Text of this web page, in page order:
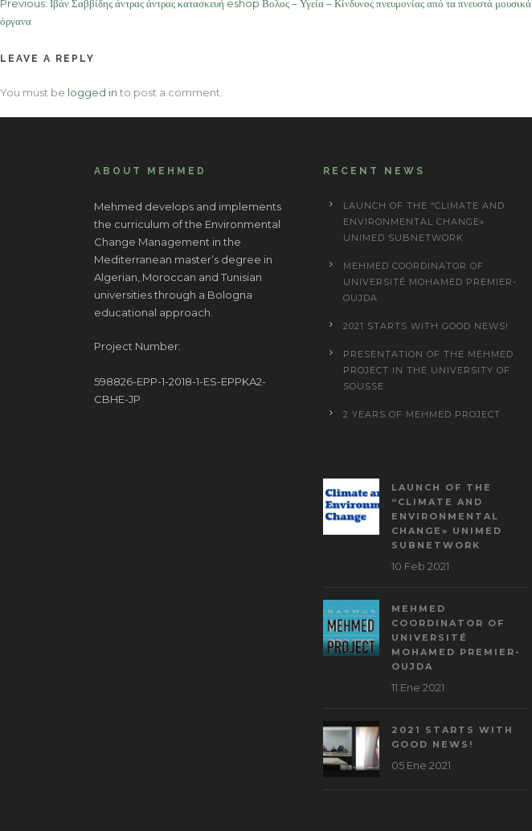
Post
navigation
Previous: Ιβάν Σαββίδης άντρας άντρας κατασκευή eshop Βολος – Υγεία – Κίνδυνος πνευμονίας από τα πνευστά μουσικά
όργανα
LEAVE A REPLY
You must be logged in to post a comment.
ABOUT MEHMED
Mehmed develops and implements
the curriculum of the Environmental
Change Management in the
Mediterranean master’s degree in
Algerian, Moroccan and Tunisian
universities through a Bologna
educational approach.
Project Number:
598826-EPP-1-2018-1-ES-EPPKA2-
CBHE-JP
RECENT NEWS
LAUNCH OF THE “CLIMATE AND
ENVIRONMENTAL CHANGE»
UNIMED SUBNETWORK
MEHMED COORDINATOR OF
UNIVERSITÉ MOHAMED PREMIER-
OUJDA
2021 STARTS WITH GOOD NEWS!
PRESENTATION OF THE MEHMED
PROJECT IN THE UNIVERSITY OF
SOUSSE
2 YEARS OF MEHMED PROJECT
LAUNCH OF THE
“CLIMATE AND
ENVIRONMENTAL
CHANGE» UNIMED
SUBNETWORK
10 Feb 2021
MEHMED
COORDINATOR OF
UNIVERSITÉ
MOHAMED PREMIER-
OUJDA
11 Ene 2021
2021 STARTS WITH
GOOD NEWS!
05 Ene 2021